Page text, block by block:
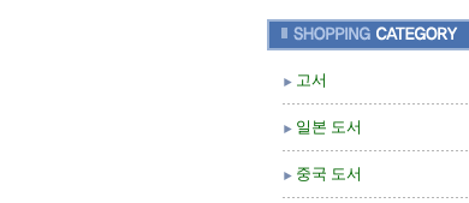
고서
일본 도서
중국 도서